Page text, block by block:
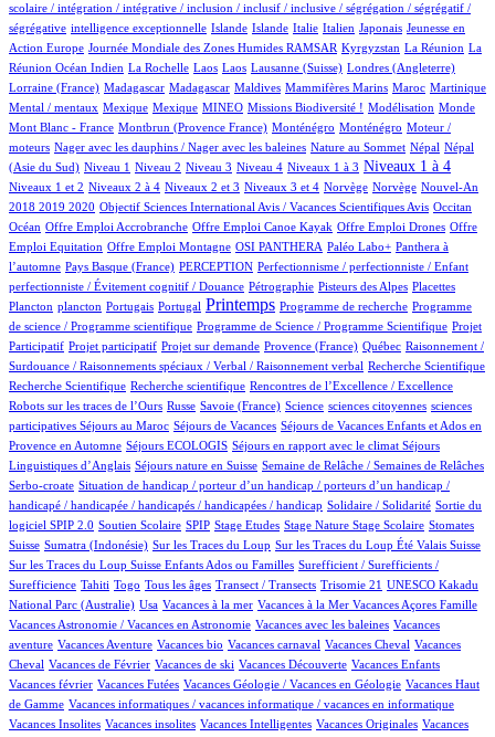
scolaire / intégration / intégrative / inclusion / inclusif / inclusive / ségrégation / ségrégatif /
ségrégative
1/618 intelligence exceptionnelle
9/618 Islande
8/618 Islande
4/618 Italie
37/618 Italien
5/618 Japonais
3/618
Jeunesse en
Action Europe
5/618 Journée Mondiale des Zones Humides RAMSAR
41/618 Kyrgyzstan
5/618 La Réunion
4/618
La
Réunion Océan Indien
1/618 La Rochelle
1/618 Laos
1/618 Laos
7/618 Lausanne (Suisse)
62/618 Londres (Angleterre)
2/618
Lorraine (France)
6/618 Madagascar
6/618 Madagascar
1/618 Maldives
1/618 Mammifères Marins
8/618 Maroc
9/618 Martinique
1/618
Mental / mentaux
1/618 Mexique
1/618 Mexique
21/618 MINEO
30/618 Missions Biodiversité !
1/618 Modélisation
3/618 Monde
1/618
Mont Blanc - France
7/618 Montbrun (Provence France)
8/618 Monténégro
8/618 Monténégro
1/618
Moteur /
moteurs
1/618 Nager avec les dauphins / Nager avec les baleines
2/618 Nature au Sommet
12/618 Népal
12/618
Népal
(Asie du Sud)
9/618 Niveau 1
9/618 Niveau 2
10/618 Niveau 3
54/618 Niveau 4
62/618 Niveaux 1 à 3
275/618 Niveaux 1 à 4
7/618
Niveaux 1 et 2
47/618 Niveaux 2 à 4
9/618 Niveaux 2 et 3
125/618 Niveaux 3 et 4
2/618 Norvège
2/618 Norvège
11/618
Nouvel-An
2018 2019 2020
1/618 Objectif Sciences International Avis / Vacances Scientifiques Avis
6/618 Occitan
87/618
Océan
1/618Offre Emploi Accrobranche
1/618 Offre Emploi Canoe Kayak
1/618 Offre Emploi Drones
1/618
Offre
Emploi Equitation
1/618 Offre Emploi Montagne
47/618 OSI PANTHERA
48/618 Paléo Labo+
46/618
Panthera à
l’automne
3/618 Pays Basque (France)
31/618 PERCEPTION
1/618
Perfectionnisme / perfectionniste / Enfant
perfectionniste / Évitement cognitif / Douance
4/618 Pétrographie
6/618 Pisteurs des Alpes
3/618 Placettes
1/618
Plancton
1/618 plancton
8/618 Portugais
1/618 Portugal
280/618 Printemps
1/618 Programme de recherche
1/618
Programme
de science / Programme scientifique
2/618 Programme de Science / Programme Scientifique
1/618
Projet
Participatif
1/618 Projet participatif
14/618 Projet sur demande
41/618 Provence (France)
3/618 Québec
1/618
Raisonnement /
Surdouance / Raisonnements spéciaux / Verbal / Raisonnement verbal
1/618 Recherche Scientifique
1/618
Recherche Scientifique
1/618 Recherche scientifique
1/618 Rencontres de l’Excellence / Excellence
3/618
Robots sur les traces de l’Ours
41/618 Russe
4/618 Savoie (France)
5/618 Science
1/618 sciences citoyennes
1/618
sciences
participatives
3/618 Séjours au Maroc
40/618 Séjours de Vacances
31/618
Séjours de Vacances Enfants et Ados en
Provence en Automne
3/618 Séjours ECOLOGIS
15/618 Séjours en rapport avec le climat
71/618
Séjours
Linguistiques d’Anglais
8/618 Séjours nature en Suisse
40/618 Semaine de Relâche / Semaines de Relâches
8/618
Serbo-croate
1/618
Situation de handicap / porteur d’un handicap / porteurs d’un handicap /
handicapé / handicapée / handicapés / handicapées / handicap
2/618 Solidaire / Solidarité
3/618
Sortie du
logiciel SPIP 2.0
35/618 Soutien Scolaire
3/618 SPIP
1/618 Stage Etudes
1/618 Stage Nature
5/618 Stage Scolaire
1/618 Stomates
98/618
Suisse
6/618Sumatra (Indonésie)
3/618 Sur les Traces du Loup
7/618 Sur les Traces du Loup Été Valais Suisse
6/618
Sur les Traces du Loup Suisse Enfants Ados ou Familles
1/618
Surefficient / Surefficients /
Surefficience
14/618 Tahiti
6/618 Togo
9/618 Tous les âges
40/618 Transect / Transects
1/618 Trisomie 21
1/618
UNESCO Kakadu
National Parc (Australie)
8/618 Usa
1/618 Vacances à la mer
1/618 Vacances à la Mer
1/618 Vacances Açores Famille
14/618
Vacances Astronomie / Vacances en Astronomie
1/618 Vacances avec les baleines
1/618
Vacances
aventure
5/618 Vacances Aventure
1/618 Vacances bio
1/618 Vacances carnaval
46/618 Vacances Cheval
1/618
Vacances
Cheval
15/618Vacances de Février
1/618 Vacances de ski
1/618 Vacances Découverte
13/618 Vacances Enfants
1/618
Vacances février
2/618 Vacances Futées
16/618 Vacances Géologie / Vacances en Géologie
1/618
Vacances Haut
de Gamme
1/618 Vacances informatiques / vacances informatique / vacances en informatique
1/618
Vacances Insolites
1/618 Vacances insolites
1/618 Vacances Intelligentes
2/618 Vacances Originales
1/618
Vacances